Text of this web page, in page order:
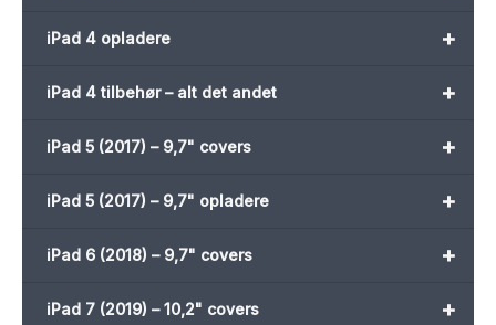
+
iPad 4 opladere
+
iPad 4 tilbehør – alt det andet
+
iPad 5 (2017) – 9,7" covers
+
iPad 5 (2017) – 9,7" opladere
+
iPad 6 (2018) – 9,7" covers
+
iPad 7 (2019) – 10,2" covers